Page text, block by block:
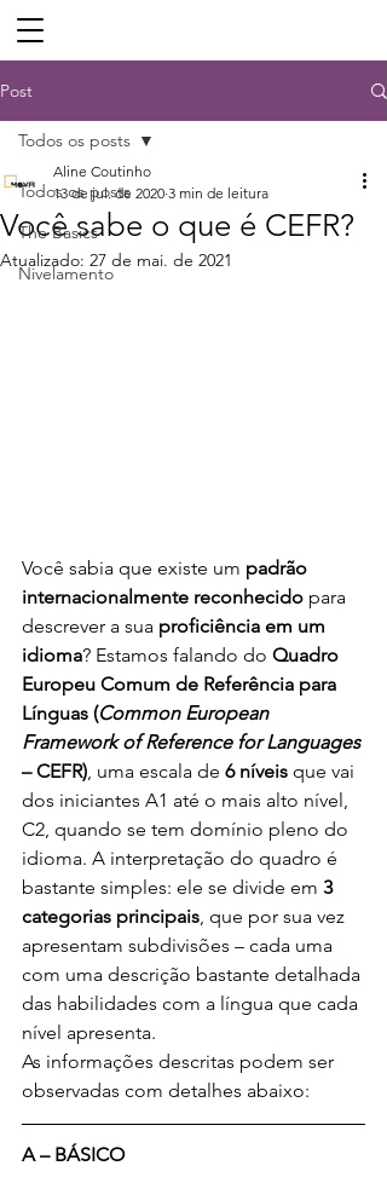
Post
Todos os posts
The Basics
Nivelamento
Todos os posts
Você sabe o que é CEFR?
Aline Coutinho
13 de jul. de 2020 3 min de leitura
Atualizado: 27 de mai. de 2021
Você sabia que existe um padrão
internacionalmente reconhecido para
descrever a sua proficiência em um
idioma? Estamos falando do Quadro
Europeu Comum de Referência para
Línguas (Common European
Framework of Reference for Languages
– CEFR) , uma escala de 6 níveis que vai
dos iniciantes A1 até o mais alto nível,
C2, quando se tem domínio pleno do
idioma. A interpretação do quadro é
bastante simples: ele se divide em 3
categorias principais , que por sua vez
apresentam subdivisões – cada uma
com uma descrição bastante detalhada
das habilidades com a língua que cada
nível apresenta.
As informações descritas podem ser
observadas com detalhes abaixo:
A – BÁSICO